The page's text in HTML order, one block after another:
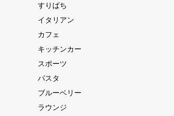
すりばち
イタリアン
カフェ
キッチンカー
スポーツ
パスタ
ブルーベリー
ラウンジ